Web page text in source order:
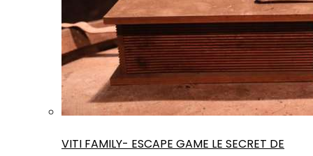
VITI FAMILY- ESCAPE GAME LE SECRET DE